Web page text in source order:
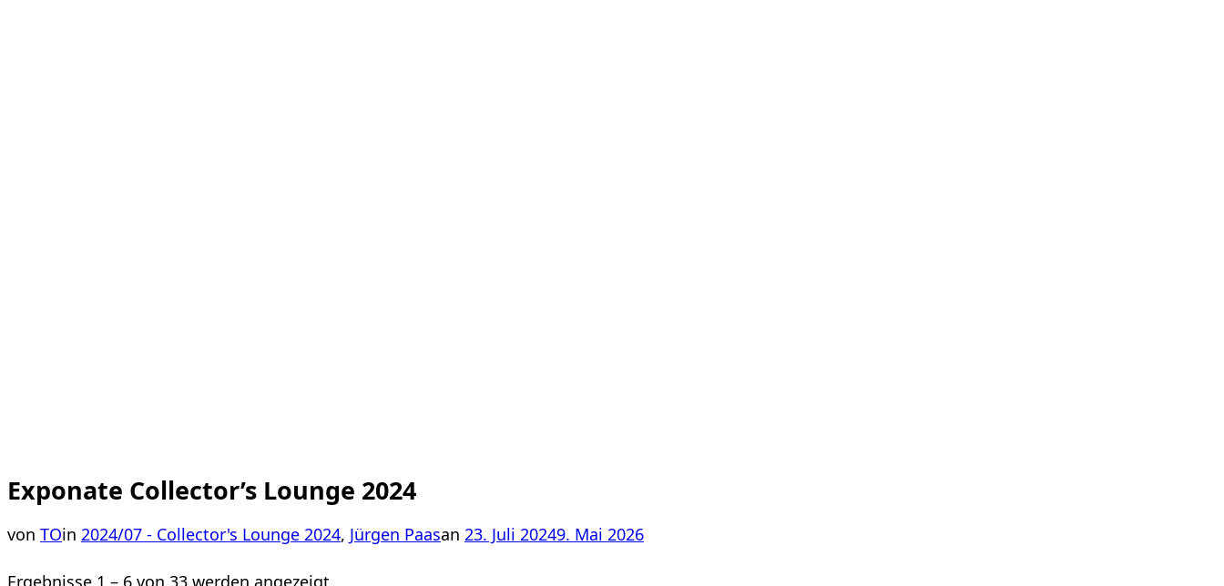
Exponate Collector’s Lounge 2024
von TOin 2024/07 - Collector's Lounge 2024, Jürgen Paasan Veröffentlicht
23. Juli 20249. Mai 2026